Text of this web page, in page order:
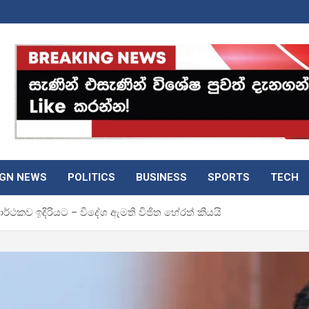
NEWS POLITICS BUSINESS SPORTS TECH
ඉදිරියට – විදේශ ඇමති විජිත හේරත් කියයි